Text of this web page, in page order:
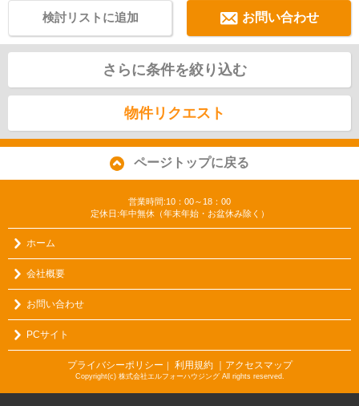
お問い合わせ
検討リストに追加
さらに条件を絞り込む
物件リクエスト
ページトップに戻る
営業時間:10：00～18：00
定休日:年中無休（年末年始・お盆休み除く）
ホーム
会社概要
お問い合わせ
PCサイト
プライバシーポリシー ｜ 利用規約 ｜アクセスマップ
Copyright(c) 株式会社エルフォーハウジング All rights reserved.